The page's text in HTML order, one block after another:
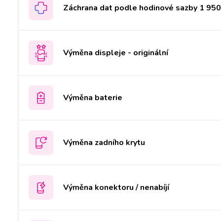
Záchrana dat podle hodinové sazby 1
Výměna displeje - originální
Výměna baterie
Výměna zadního krytu
Výměna konektoru / nenabíjí